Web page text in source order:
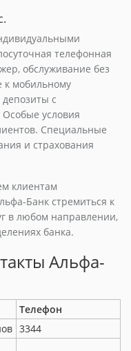
телефонная
обслуживание без
к мобильному
с
условия
Специальные
и страхования
клиентам
Банк стремиться к
в любом направлении,
банка.
Альфа-
Телефон
3344